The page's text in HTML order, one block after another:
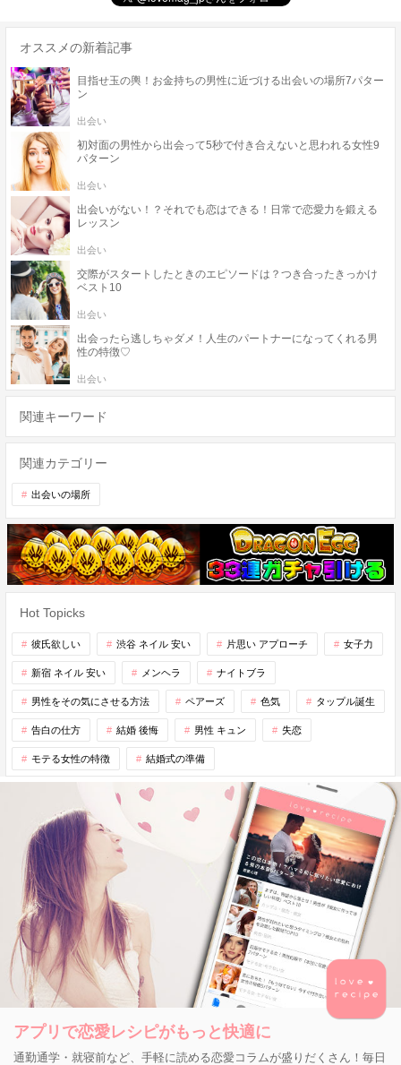
オススメの新着記事
目指せ玉の輿！お金持ちの男性に近づける出会いの場所7パター
ン
出会い
初対面の男性から出会って5秒で付き合えないと思われる女性9
パターン
出会い
出会いがない！？それでも恋はできる！日常で恋愛力を鍛える
レッスン
出会い
交際がスタートしたときのエピソードは？つき合ったきっかけ
ベスト10
出会い
出会ったら逃しちゃダメ！人生のパートナーになってくれる男
性の特徴♡
出会い
関連キーワード
関連カテゴリー
出会いの場所
Hot Topicks
彼氏欲しい 渋谷 ネイル 安い 片思い アプローチ 女子力
新宿 ネイル 安い メンヘラ ナイトブラ
男性をその気にさせる方法 ペアーズ 色気 タップル誕生
告白の仕方 結婚 後悔 男性 キュン 失恋
モテる女性の特徴 結婚式の準備
アプリで恋愛レシピがもっと快適に
通勤通学・就寝前など、手軽に読める恋愛コラムが盛りだくさん！毎日